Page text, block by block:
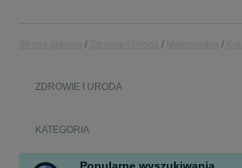
ZDROWIE I URODA
KATEGORIA